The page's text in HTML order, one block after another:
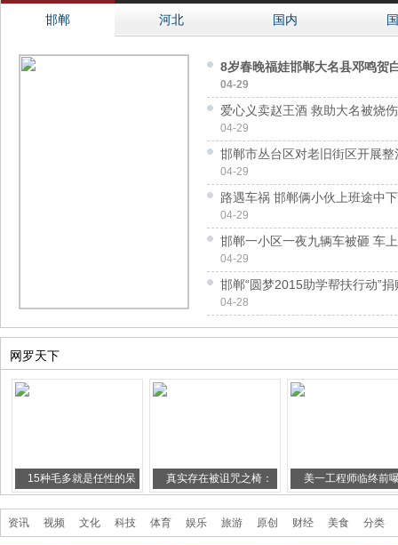
邯郸 河北 国内
8岁春晚福娃邯郸大名县邓鸣贺
04-29
爱心义卖赵王酒 救助大名被烧
04-29
邯郸市丛台区对老旧街区开展整
04-29
路遇车祸 邯郸俩小伙上班途中
04-29
邯郸一小区一夜九辆车被砸 车
04-29
邯郸“圆梦2015助学帮扶行动”
04-28
网罗天下
15种毛多就是任性的呆
萌动物盘点
真实存在被诅咒之椅：
任何人...
美一工程师临终前
外星人...
资讯
视频 文化 科技 体育 娱乐 旅游 原创 财经 美食 分类